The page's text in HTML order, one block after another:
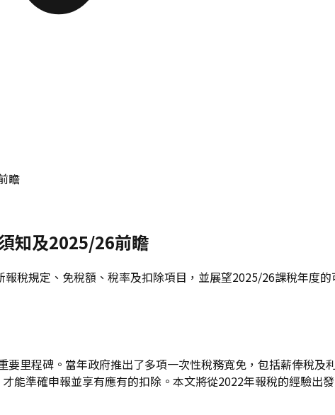
瞻
知及2025/26前瞻
稅規定、免稅額、稅率及扣除項目，並展望2025/26課稅年度
里程碑。當年政府推出了多項一次性稅務寬免，包括薪俸稅及
能準確申報並享有應有的扣除。本文將從2022年報稅的經驗出